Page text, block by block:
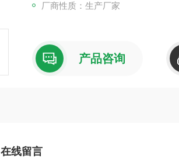
厂商性质：生产厂家
产品咨询
在线留言